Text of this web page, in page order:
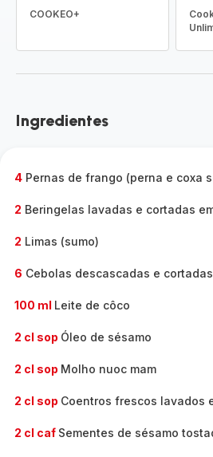
COOKEO+
Ingredientes
4 Pernas de frango (perna e coxa
2 Beringelas lavadas e cortadas
2 Limas (sumo)
6 Cebolas descascadas e
100 ml Leite de côco
2 cl sop Óleo de sésamo
2 cl sop Molho nuoc mam
2 cl sop Coentros frescos lavados
2 cl caf Sementes de sésamo